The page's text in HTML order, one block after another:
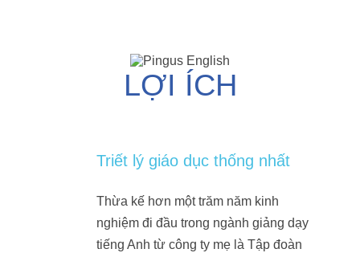
LỢI ÍCH
Triết lý giáo dục thống nhất
Thừa kế hơn một trăm năm kinh
nghiệm đi đầu trong ngành giảng dạy
tiếng Anh từ công ty mẹ là Tập đoàn